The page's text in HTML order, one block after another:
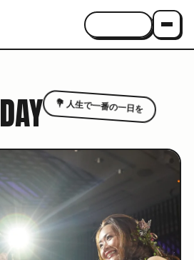
DAY 💐 人生で一番の一日を